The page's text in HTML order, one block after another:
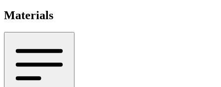
Materials